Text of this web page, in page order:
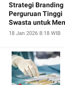
Strategi Branding
Perguruan Tinggi
Swasta untuk
Minat Calon
18 Jan 2026 8:18 WIB